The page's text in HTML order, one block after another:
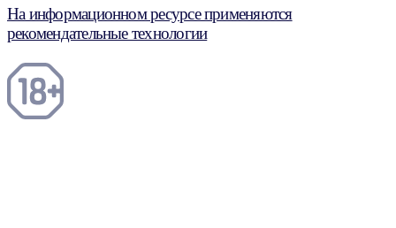
На информационном ресурсе применяются
рекомендательные технологии